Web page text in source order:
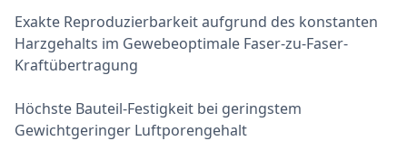
Exakte Reproduzierbarkeit aufgrund des konstanten
Harzgehalts im Gewebeoptimale Faser-zu-Faser-
Kraftübertragung
Höchste Bauteil-Festigkeit bei geringstem
Gewichtgeringer Luftporengehalt